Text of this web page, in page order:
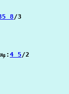
8/3
4 5/2